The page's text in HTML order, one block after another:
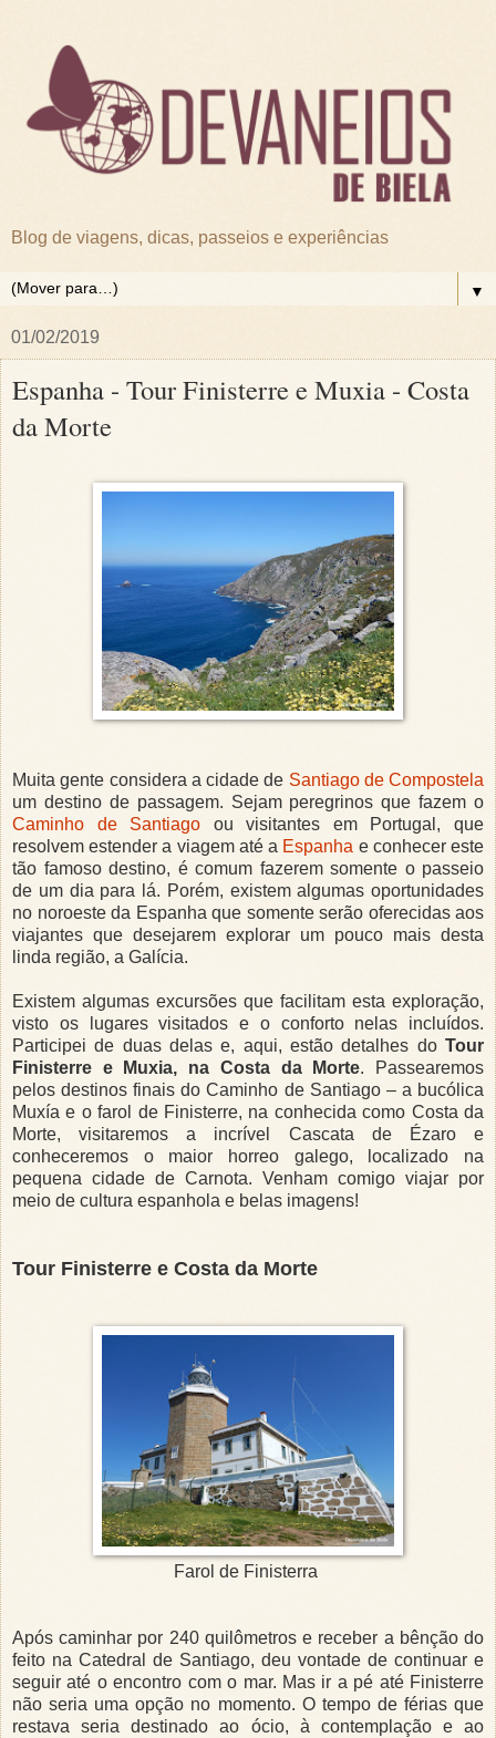
Blog de viagens, dicas, passeios e experiências
▼
01/02/2019
Espanha - Tour Finisterre e Muxia - Costa
da Morte
Muita gente considera a cidade de Santiago de Compostela
um destino de passagem. Sejam peregrinos que fazem o
Caminho de Santiago ou visitantes em Portugal, que
resolvem estender a viagem até a Espanha e conhecer este
tão famoso destino, é comum fazerem somente o passeio
de um dia para lá. Porém, existem algumas oportunidades
no noroeste da Espanha que somente serão oferecidas aos
viajantes que desejarem explorar um pouco mais desta
linda região, a Galícia.
Existem algumas excursões que facilitam esta exploração,
visto os lugares visitados e o conforto nelas incluídos.
Participei de duas delas e, aqui, estão detalhes do Tour
Finisterre e Muxia, na Costa da Morte. Passearemos
pelos destinos finais do Caminho de Santiago – a bucólica
Muxía e o farol de Finisterre, na conhecida como Costa da
Morte, visitaremos a incrível Cascata de Ézaro e
conheceremos o maior horreo galego, localizado na
pequena cidade de Carnota. Venham comigo viajar por
meio de cultura espanhola e belas imagens!
Tour Finisterre e Costa da Morte
Farol de Finisterra
Após caminhar por 240 quilômetros e receber a bênção do
feito na Catedral de Santiago, deu vontade de continuar e
seguir até o encontro com o mar. Mas ir a pé até Finisterre
não seria uma opção no momento. O tempo de férias que
restava seria destinado ao ócio, à contemplação e ao